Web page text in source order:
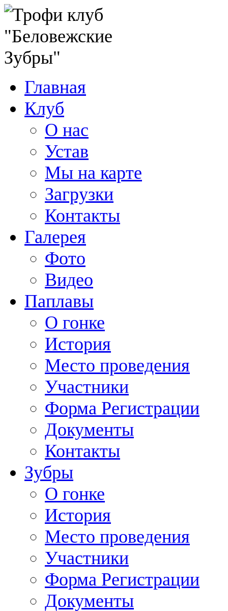
Главная
Клуб
О нас
Устав
Мы на карте
Загрузки
Контакты
Галерея
Фото
Видео
Паплавы
О гонке
История
Место проведения
Участники
Форма Регистрации
Документы
Контакты
Зубры
О гонке
История
Место проведения
Участники
Форма Регистрации
Документы